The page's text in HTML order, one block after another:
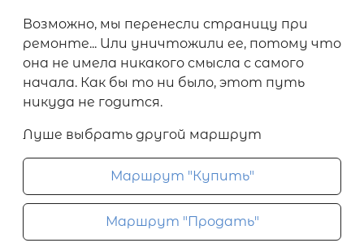
Возможно, мы перенесли страницу при
ремонте... Или уничтожили ее, потому что
она не имела никакого смысла с самого
начала. Как бы то ни было, этот путь
никуда не годится.
Луше выбрать другой маршрут
Маршрут "Купить"
Маршрут "Продать"